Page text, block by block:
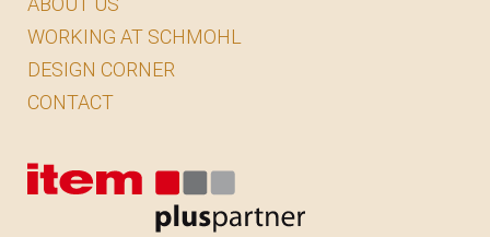
WORKING AT SCHMOHL
DESIGN CORNER
CONTACT